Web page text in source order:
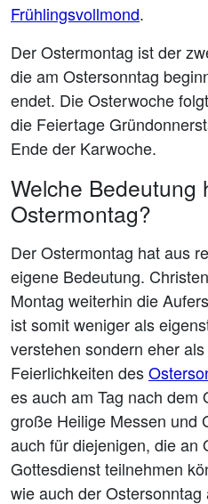
Frühlingsvollmond.
Der Ostermontag ist der
die am Ostersonntag
endet. Die Osterwoche
die Feiertage
Ende der Karwoche.
Welche Bedeutung
Ostermontag?
Der Ostermontag hat aus
eigene Bedeutung.
Montag weiterhin die
ist somit weniger als
verstehen sondern eher
Feierlichkeiten des
es auch am Tag nach dem
große Heilige Messen und
auch für diejenigen, die an
Gottesdienst teilnehmen
wie auch der